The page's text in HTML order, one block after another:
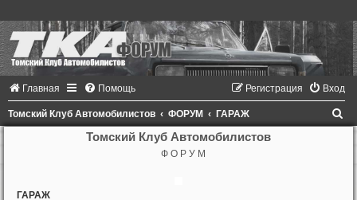
Главная Помощь Вход
Регистрация
Томский Клуб Автомобилистов ФОРУМ ГАРАЖ
Томский Клуб Автомобилистов
Ф О Р У М
ГАРАЖ